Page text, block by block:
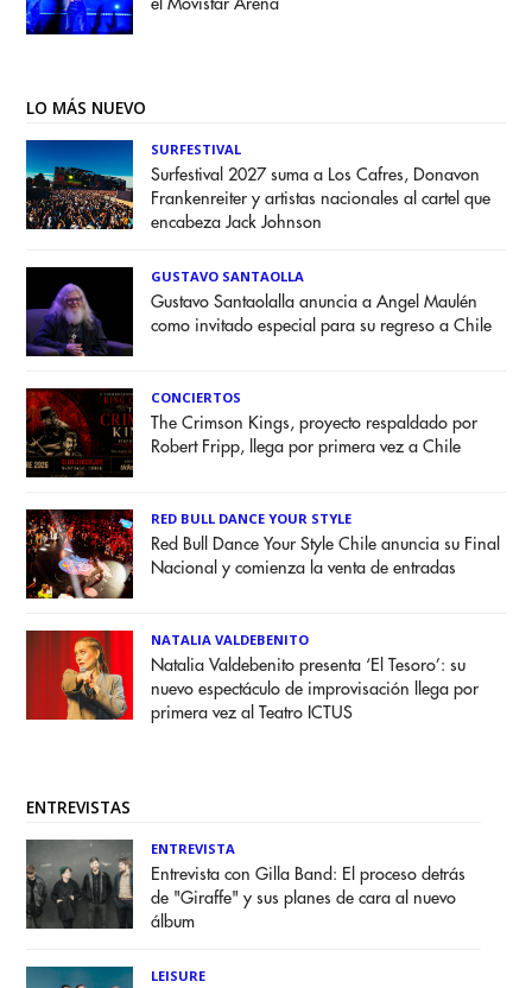
el Movistar Arena
LO MÁS NUEVO
SURFESTIVAL
Surfestival 2027 suma a Los Cafres, Donavon
Frankenreiter y artistas nacionales al cartel que
encabeza Jack Johnson
GUSTAVO SANTAOLLA
Gustavo Santaolalla anuncia a Angel Maulén
como invitado especial para su regreso a Chile
CONCIERTOS
The Crimson Kings, proyecto respaldado por
Robert Fripp, llega por primera vez a Chile
RED BULL DANCE YOUR STYLE
Red Bull Dance Your Style Chile anuncia su Final
Nacional y comienza la venta de entradas
NATALIA VALDEBENITO
Natalia Valdebenito presenta ‘El Tesoro’: su
nuevo espectáculo de improvisación llega por
primera vez al Teatro ICTUS
ENTREVISTAS
ENTREVISTA
Entrevista con Gilla Band: El proceso detrás
de "Giraffe" y sus planes de cara al nuevo
álbum
LEISURE